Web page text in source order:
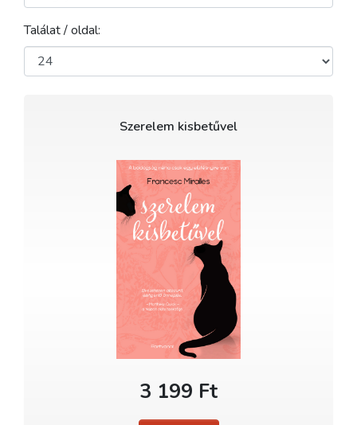
Találat / oldal:
Szerelem kisbetűvel
3 199 Ft